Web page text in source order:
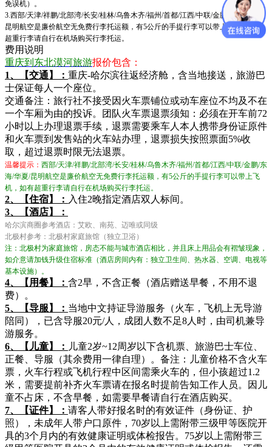
免误机）。
3.西部/天津/祥鹏/北部湾/长安/桂林/乌鲁木齐/福州/首都/江西/中联/金鹏/东海/华夏/
昆明航空是廉价航空无免费行李托运额，有5公斤的手提行李可以带上飞机，如有
超重行李请自行在机场购买行李托运。
费用说明
重庆到东北漠河旅游报价包含：
1、
【交通】： 重庆-哈尔滨往返经济舱，含当地接送，旅游巴
士保证每人一个座位。
交通备注：旅行社不接受因火车票铺位或动车座位不均及不在
一个车厢为由的投诉。团队火车票退票须知：必须在开车前72
小时以上办理退票手续，退票需要乘车人本人携带身份证原件
和火车票到发售站的火车站办理，退票损失按照票面5%收
取，超过退票时限无法退票。
温馨提示： 西部/天津/祥鹏/北部湾/长安/桂林/乌鲁木齐/福州/首都/江西/中联/金鹏/东
海/华夏/昆明航空是廉价航空无免费行李托运额，有5公斤的手提行李可以带上飞
机，如有超重行李请自行在机场购买行李托运。
2、【住宿】： 入住2晚指定酒店双人标间。
3、【酒店】：
哈尔滨商圈参考酒店：艾欧、南苑、迈唯或同级
北极村参考：北极村家庭旅馆（独立卫浴）
注：北极村为家庭旅馆，房态不能与城市酒店相比，并且床上用品会有褶皱现象，
如介意请加钱升级住宿标准 （酒店房间内有：独立卫生间、热水器、空调、电视等
基本设施）。
4、【用餐】： 含2早，不含正餐（酒店赠送早餐，不用不退
费）。
5、【导服】： 当地中文持证导游服务（火车，飞机上无导游
陪同），已含导服20元/人，成团人数不足8人时，由司机兼导
游服务。
6、【儿童】： 儿童2岁~12周岁以下含机票、旅游巴士车位、
正餐、导服（其余费用一律自理）。备注：儿童价格不含火车
票，火车行程或飞机行程中区间需乘火车的，但小孩超过1.2
米，需要提前补齐火车票请在报名时提前告知工作人员。因儿
童不占床，不含早餐，如需要早餐请自行在酒店购买。
7、【证件】： 请客人带好报名时的有效证件（身份证、护
照），未成年人带户口原件，70岁以上需附带三级甲等医院开
具的3个月内的有效健康证明或体检报告。75岁以上需附带三